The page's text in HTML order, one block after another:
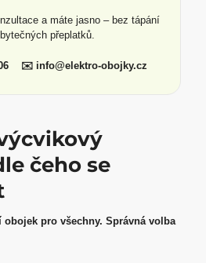
a máte jasno – bez tápání
přeplatků.
✉️ info@elektro-obojky.cz
čeho se
obojek pro všechny. Správná volba